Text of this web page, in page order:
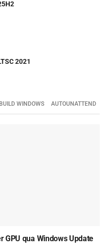
2021
WINDOWS AUTOUNATTEND
GPU qua Windows Update